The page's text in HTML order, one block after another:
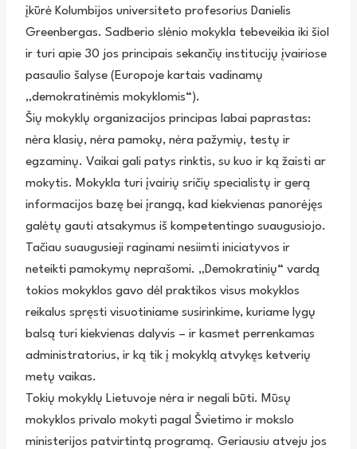
įkūrė Kolumbijos universiteto profesorius Danielis
Greenbergas. Sadberio slėnio mokykla tebeveikia iki šiol
ir turi apie 30 jos principais sekančių institucijų įvairiose
pasaulio šalyse (Europoje kartais vadinamų
„demokratinėmis mokyklomis“).
Šių mokyklų organizacijos principas labai paprastas:
nėra klasių, nėra pamokų, nėra pažymių, testų ir
egzaminų. Vaikai gali patys rinktis, su kuo ir ką žaisti ar
mokytis. Mokykla turi įvairių sričių specialistų ir gerą
informacijos bazę bei įrangą, kad kiekvienas panorėjęs
galėtų gauti atsakymus iš kompetentingo suaugusiojo.
Tačiau suaugusieji raginami nesiimti iniciatyvos ir
neteikti pamokymų neprašomi. „Demokratinių“ vardą
tokios mokyklos gavo dėl praktikos visus mokyklos
reikalus spręsti visuotiniame susirinkime, kuriame lygų
balsą turi kiekvienas dalyvis – ir kasmet perrenkamas
administratorius, ir ką tik į mokyklą atvykęs ketverių
metų vaikas.
Tokių mokyklų Lietuvoje nėra ir negali būti. Mūsų
mokyklos privalo mokyti pagal Švietimo ir mokslo
ministerijos patvirtintą programą. Geriausiu atveju jos